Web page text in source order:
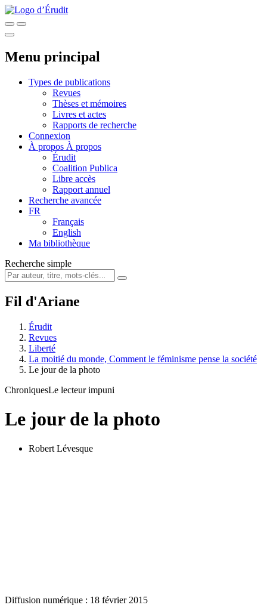
Menu principal
Types de publications
Revues
Thèses et mémoires
Livres et actes
Rapports de recherche
Connexion
À propos À propos
Érudit
Coalition Publica
Libre accès
Rapport annuel
Recherche avancée
FR
Français
English
Ma bibliothèque
Recherche simple
Fil d'Ariane
Érudit
Revues
Liberté
La moitié du monde, Comment le féminisme pense la société
Le jour de la photo
ChroniquesLe lecteur impuni
Le jour de la photo
Robert Lévesque
Diffusion numérique : 18 février 2015